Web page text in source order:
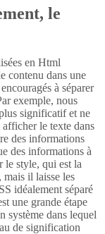
le
en Html
contenu dans une
à séparer
exemple, nous
significatif et ne
le texte dans
des informations
des informations à
le style, qui est la
il laisse les
idéalement séparé
une grande étape
système dans lequel
de signification